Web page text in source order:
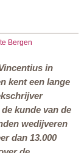
Bergen
in
kent een lange
kunde van de
wedijveren
dan 13.000